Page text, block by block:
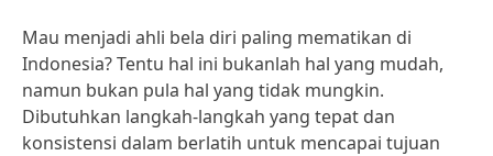
Mau menjadi ahli bela diri paling mematikan di
Indonesia? Tentu hal ini bukanlah hal yang mudah,
namun bukan pula hal yang tidak mungkin.
Dibutuhkan langkah-langkah yang tepat dan
konsistensi dalam berlatih untuk mencapai tujuan